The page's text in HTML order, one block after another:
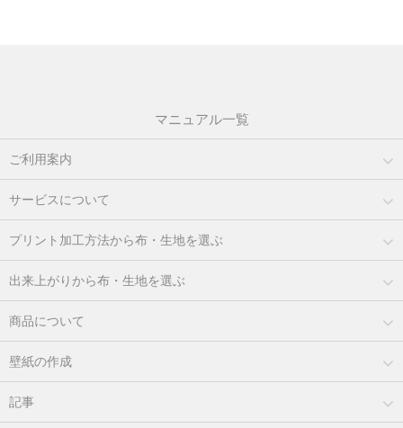
マニュアル一覧
ご利用案内
サービスについて
プリント加工方法から布・生地を選ぶ
出来上がりから布・生地を選ぶ
商品について
壁紙の作成
記事